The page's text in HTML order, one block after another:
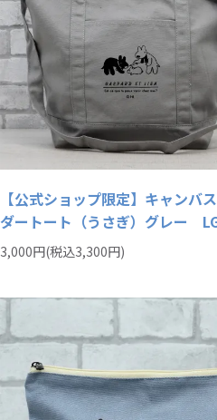
【公式ショップ限定】キャンバ
ダートート（うさぎ）グレー
3,000円(税込3,300円)